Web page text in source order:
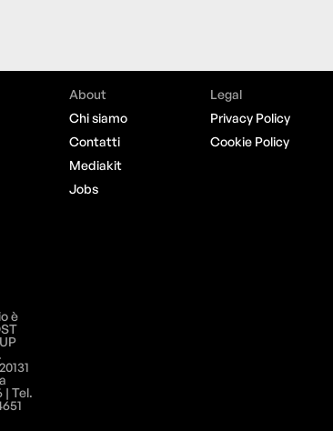
About
Chi siamo
Contatti
Mediakit
Jobs
Legal
Privacy Policy
Cookie Policy
è
| Tel.